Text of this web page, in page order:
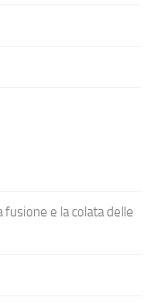
e la colata delle